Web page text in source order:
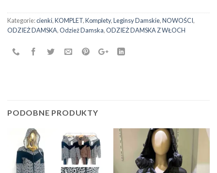
Kategorie:cienki,KOMPLET,Komplety,Leginsy Damskie,NOWOŚCI,
ODZIEŻ DAMSKA,Odzież Damska,ODZIEŻ DAMSKA Z WŁOCH
PODOBNE PRODUKTY